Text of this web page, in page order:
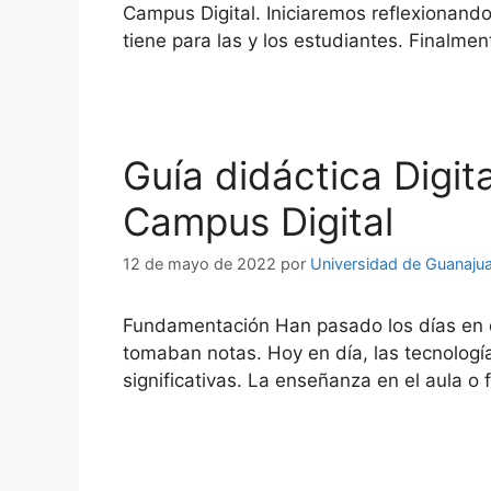
Campus Digital. Iniciaremos
tiene para las y los estudiantes.
Guía didáctica
Campus Digital
12 de mayo de 2022 por Universidad de
Fundamentación Han pasado los días
tomaban notas. Hoy en día, las
significativas. La enseñanza en el aula